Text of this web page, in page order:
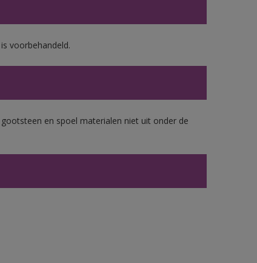
voorbehandeld.
en spoel materialen niet uit onder de